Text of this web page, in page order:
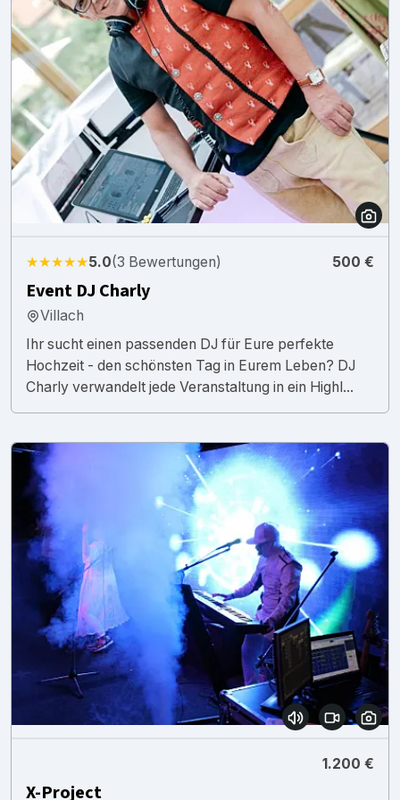
★★★★★5.0(3 Bewertungen) 500 €
Event DJ Charly
Villach
Ihr sucht einen passenden DJ für Eure perfekte
Hochzeit - den schönsten Tag in Eurem Leben? DJ
Charly verwandelt jede Veranstaltung in ein Highl...
1.200 €
X-Project